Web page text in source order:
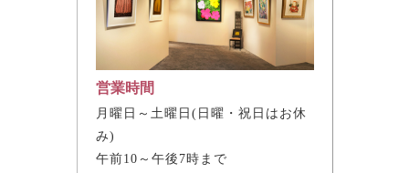
営業時間
月曜日～土曜日(日曜・祝日はお休
み)
午前10～午後7時まで